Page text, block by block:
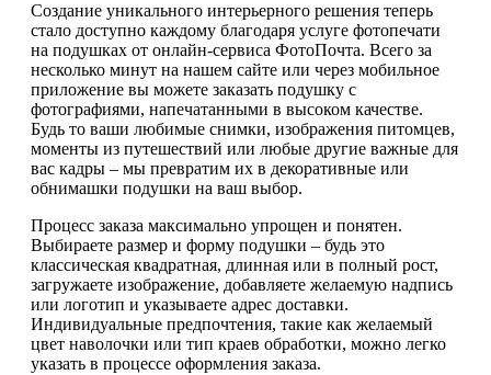
Создание уникального интерьерного решения теперь
стало доступно каждому благодаря услуге фотопечати
на подушках от онлайн-сервиса ФотоПочта. Всего за
несколько минут на нашем сайте или через мобильное
приложение вы можете заказать подушку с
фотографиями, напечатанными в высоком качестве.
Будь то ваши любимые снимки, изображения питомцев,
моменты из путешествий или любые другие важные для
вас кадры – мы превратим их в декоративные или
обнимашки подушки на ваш выбор.
Процесс заказа максимально упрощен и понятен.
Выбираете размер и форму подушки – будь это
классическая квадратная, длинная или в полный рост,
загружаете изображение, добавляете желаемую надпись
или логотип и указываете адрес доставки.
Индивидуальные предпочтения, такие как желаемый
цвет наволочки или тип краев обработки, можно легко
указать в процессе оформления заказа.